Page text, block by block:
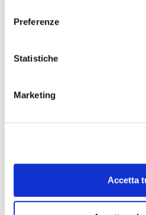
Preferenze
Statistiche
Marketing
Accetta
TÍTULO DE LA
SUBTÍTULO DIAPOSITIVA 2